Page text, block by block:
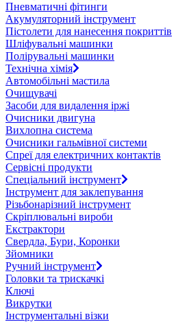
Пневматичні фітинги
Акумуляторний інструмент
Пістолети для нанесення покриттів
Шліфувальні машинки
Полірувальні машинки
Технічна хімія
Автомобільні мастила
Очищувачі
Засоби для видалення іржі
Очисники двигуна
Вихлопна система
Очисники гальмівної системи
Спреї для електричних контактів
Сервісні продукти
Спеціальний інструмент
Інструмент для заклепування
Різьбонарізний інструмент
Скріплювальні вироби
Екстрактори
Свердла, Бури, Коронки
Зйомники
Ручний інструмент
Головки та трискачкі
Ключі
Викрутки
Інструментальні візки